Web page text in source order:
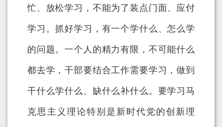
忙、放松学习，不能为了装点门面、应付
学习。抓好学习，有一个学什么、怎么学
的问题。一个人的精力有限，不可能什么
都去学，干部要结合工作需要学习，做到
干什么学什么、缺什么补什么。要学习马
克思主义理论特别是新时代党的创新理